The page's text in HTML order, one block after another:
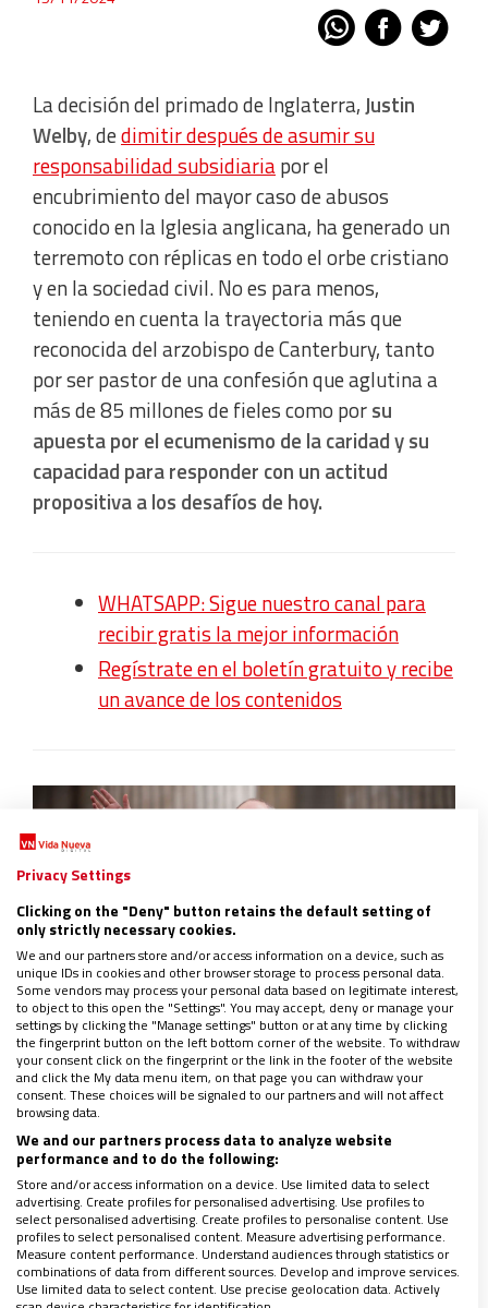
La decisión del primado de Inglaterra,Justin
Welby, dedimitir después de asumir su
responsabilidad subsidiariapor el
encubrimiento del mayor caso de abusos
conocido en la Iglesia anglicana, ha generado un
terremoto con réplicas en todo el orbe cristiano
y en la sociedad civil. No es para menos,
teniendo en cuenta la trayectoria más que
reconocida del arzobispo de Canterbury, tanto
por ser pastor de una confesión que aglutina a
más de 85 millones de fieles como porsu
apuesta por el ecumenismo de la caridad y su
capacidad para responder con un actitud
propositiva a los desafíos de hoy.
WHATSAPP: Sigue nuestro canal para
recibir gratis la mejor información
Regístrate en el boletín gratuito y recibe
un avance de los contenidos
Decisión honrosa
Sin embargo, la lacra de la pederastia ha
truncado este liderazgo plausible. Es más, le
honra asumir en primera persona la inacción
después de que hace una década tuviera
constancia de las denuncias de un depredador
múltiple y no haber tomado las riendas de una
crisis que no ha hecho sino complicarse a
Privacy Settings
Clicking on the "Deny" button retains the default setting of
only strictly necessary cookies.
We and our partners store and/or access information on a device, such as
unique IDs in cookies and other browser storage to process personal data.
Some vendors may process your personal data based on legitimate interest,
to object to this open the "Settings". You may accept, deny or manage your
settings by clicking the "Manage settings" button or at any time by clicking
the fingerprint button on the left bottom corner of the website. To withdraw
your consent click on the fingerprint or the link in the footer of the website
and click the My data menu item, on that page you can withdraw your
consent. These choices will be signaled to our partners and will not affect
browsing data.
We and our partners process data to analyze website
performance and to do the following:
Store and/or access information on a device. Use limited data to select
advertising. Create profiles for personalised advertising. Use profiles to
select personalised advertising. Create profiles to personalise content. Use
profiles to select personalised content. Measure advertising performance.
Measure content performance. Understand audiences through statistics or
combinations of data from different sources. Develop and improve services.
Use limited data to select content. Use precise geolocation data. Actively